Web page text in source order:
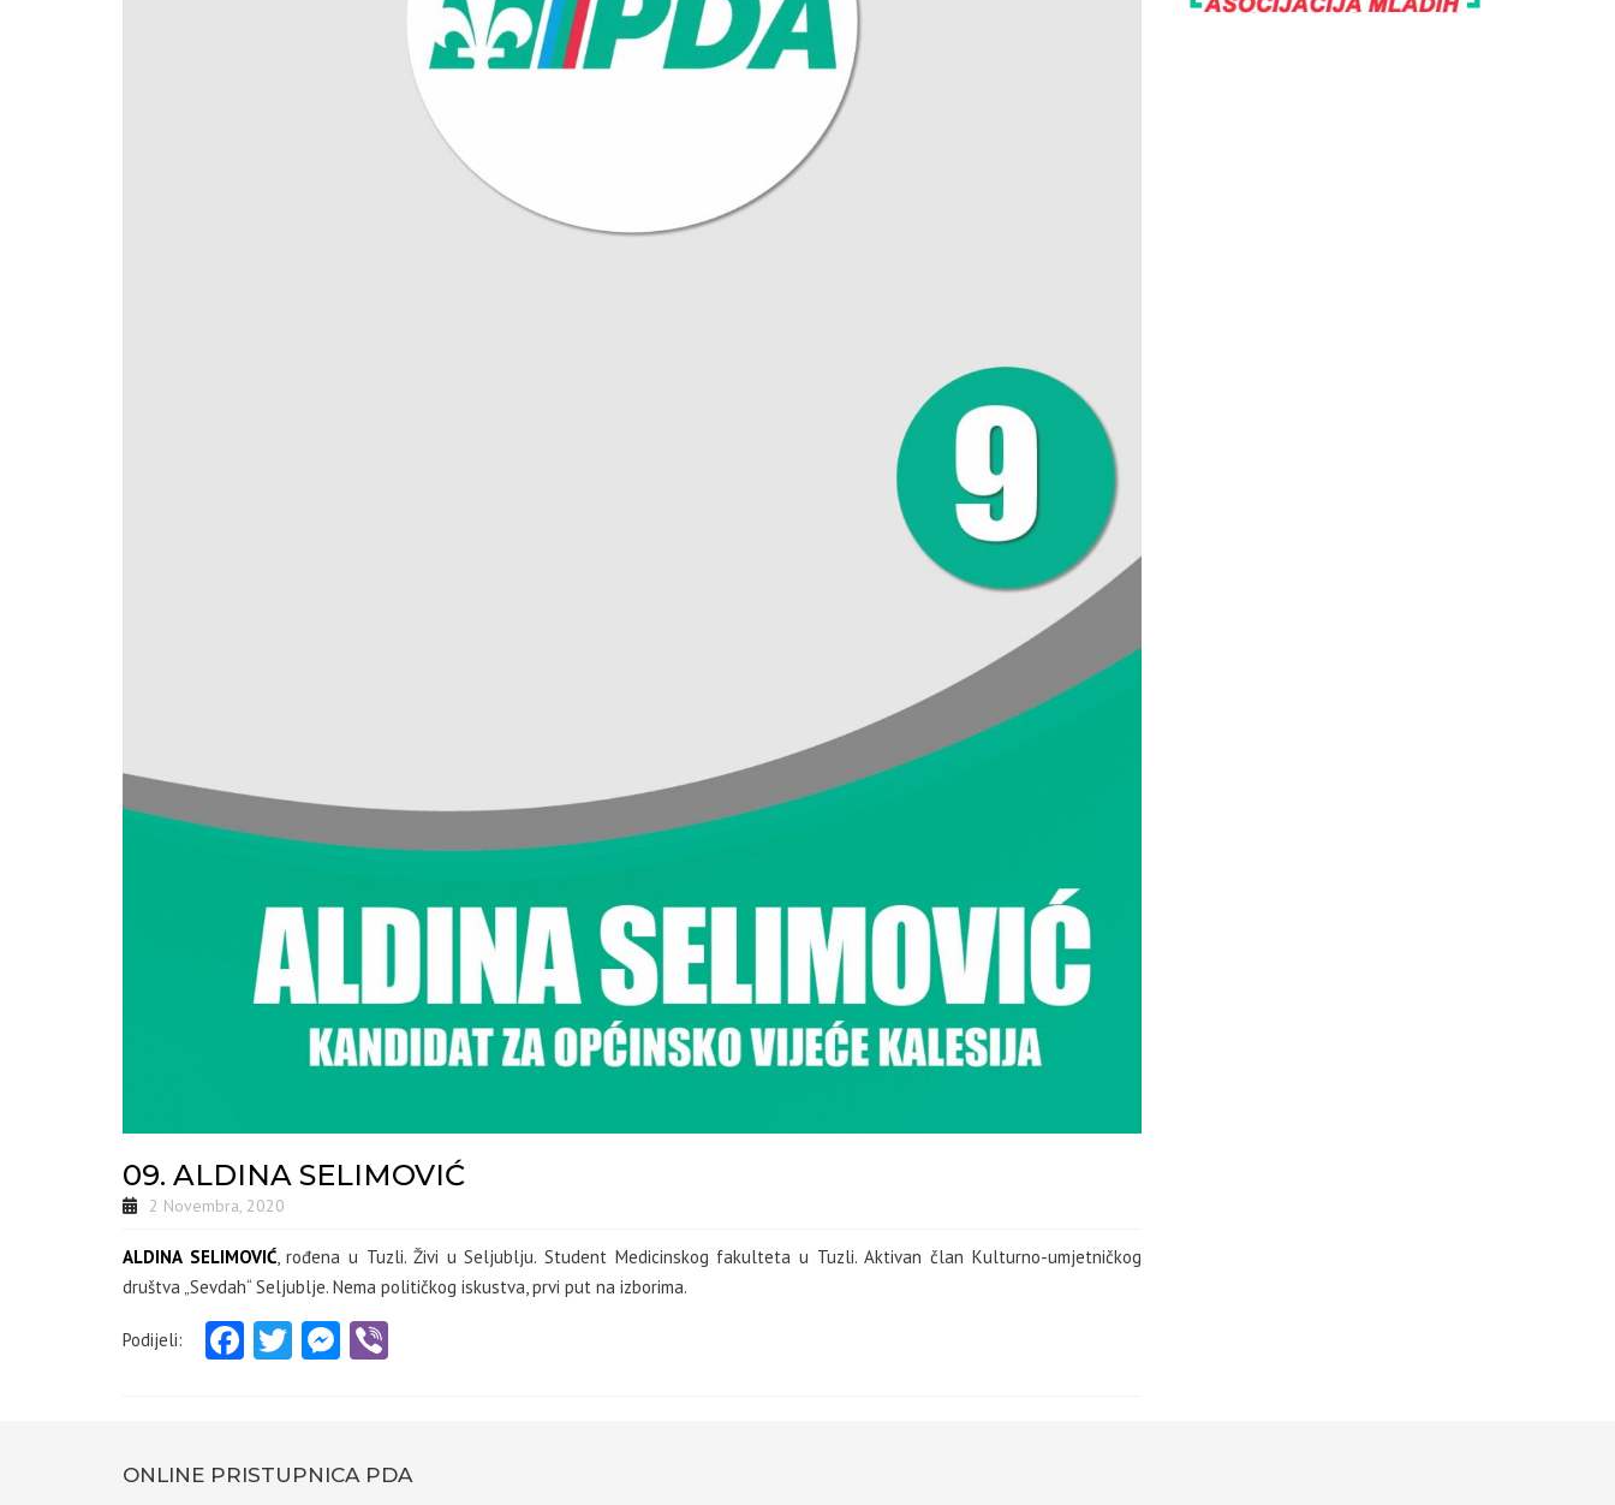
20. RASIM ŠEHIĆ
21. ADELA AVDIĆ
22. IZET SINANOVIĆ
09. ALDINA SELIMOVIĆ
2 Novembra, 2020
ALDINA SELIMOVIĆ, rođena u Tuzli. Živi u Seljublju. Student Medicinskog fakulteta u Tuzli. Aktivan član Kulturno-umjetničkog
društva „Sevdah“ Seljublje. Nema političkog iskustva, prvi put na izborima.
Podijeli: Facebook
TwitterMessenger
ONLINE PRISTUPNICA PDA